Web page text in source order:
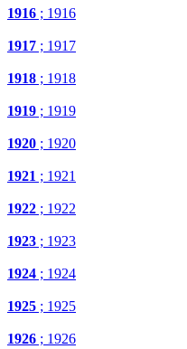
1916 ; 1916
1917 ; 1917
1918 ; 1918
1919 ; 1919
1920 ; 1920
1921 ; 1921
1922 ; 1922
1923 ; 1923
1924 ; 1924
1925 ; 1925
1926 ; 1926